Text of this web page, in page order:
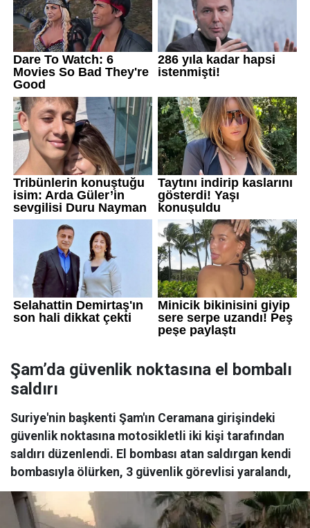
Şam’da güvenlik noktasına el bombalı
saldırı
Suriye'nin başkenti Şam'ın Ceramana girişindeki
güvenlik noktasına motosikletli iki kişi tarafından
saldırı düzenlendi. El bombası atan saldırgan kendi
bombasıyla ölürken, 3 güvenlik görevlisi yaralandı,